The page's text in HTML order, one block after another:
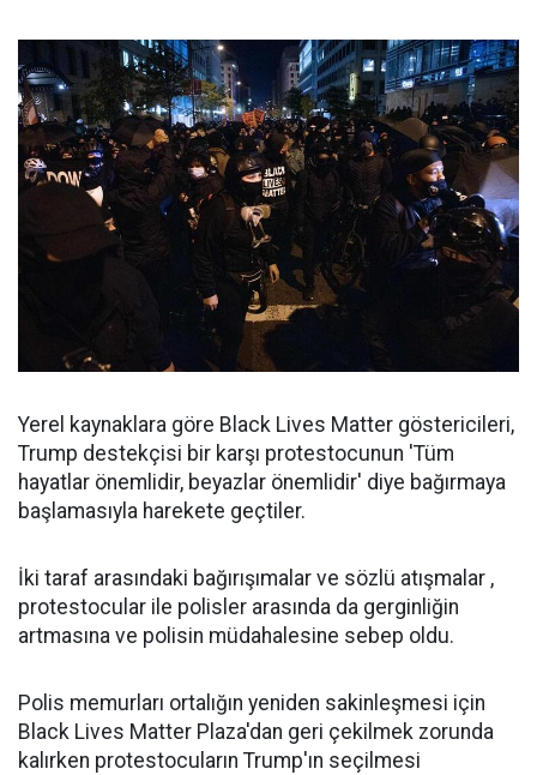
Yerel kaynaklara göre Black Lives Matter göstericileri,
Trump destekçisi bir karşı protestocunun 'Tüm
hayatlar önemlidir, beyazlar önemlidir' diye bağırmaya
başlamasıyla harekete geçtiler.
İki taraf arasındaki bağırışımalar ve sözlü atışmalar ,
protestocular ile polisler arasında da gerginliğin
artmasına ve polisin müdahalesine sebep oldu.
Polis memurları ortalığın yeniden sakinleşmesi için
Black Lives Matter Plaza'dan geri çekilmek zorunda
kalırken protestocuların Trump'ın seçilmesi